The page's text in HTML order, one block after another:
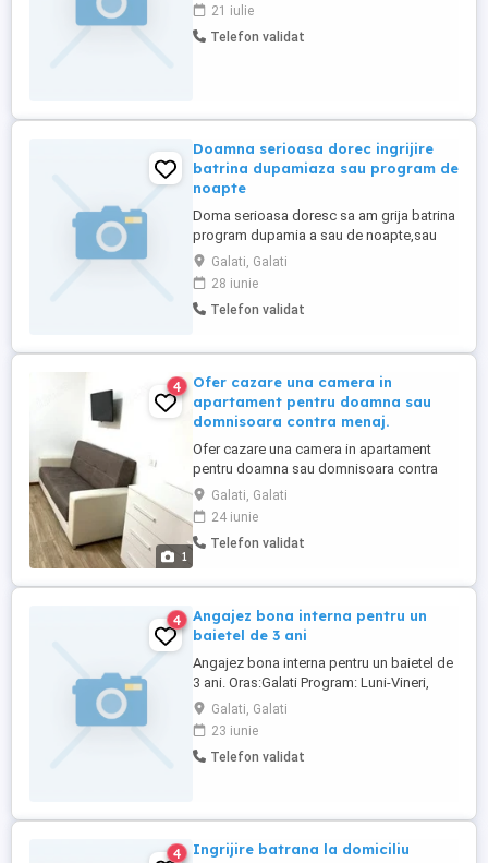
lung, de aceea oferim și cerem seriozitate.
Detalii la telefon .
21 iulie
Telefon validat
Doamna serioasa dorec ingrijire
batrina dupamiaza sau program de
noapte
Doma serioasa doresc sa am grija batrina
program dupamia a sau de noapte,sau
ajutor in bucatarie restaurante acelasi
program
Galati, Galati
28 iunie
Telefon validat
1
4
Ofer cazare una camera in
apartament pentru doamna sau
domnisoara contra menaj.
Ofer cazare una camera in apartament
pentru doamna sau domnisoara contra
menaj. Detalii la telefon.
Galati, Galati
24 iunie
Telefon validat
4
Angajez bona interna pentru un
baietel de 3 ani
Angajez bona interna pentru un baietel de
3 ani. Oras:Galati Program: Luni-Vineri,
eventual si in weekenduri.
Galati, Galati
23 iunie
Telefon validat
4 Ingrijire batrana la domiciliu